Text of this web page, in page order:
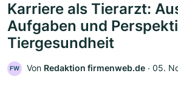
Karriere als Tierarzt:
Aufgaben und
Tiergesundheit
FW Von Redaktion firmenweb.de ‧ 05.